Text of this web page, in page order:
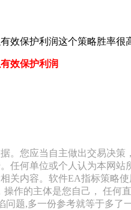
效保护利润这个策略胜率很
效保护利润
。您应当自主做出交易决策
任何单位或个人认为本网站
关内容。软件EA指标策略
作的主体是您自己， 任何
题,多一份参考就等于多了